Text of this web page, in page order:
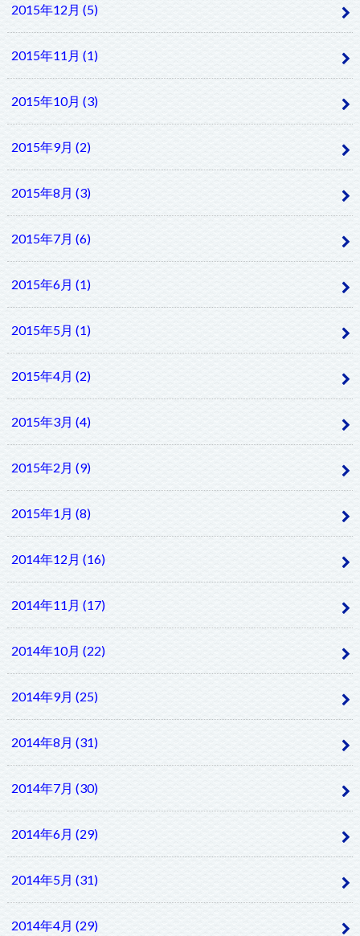
2015年12月 (5)
2015年11月 (1)
2015年10月 (3)
2015年9月 (2)
2015年8月 (3)
2015年7月 (6)
2015年6月 (1)
2015年5月 (1)
2015年4月 (2)
2015年3月 (4)
2015年2月 (9)
2015年1月 (8)
2014年12月 (16)
2014年11月 (17)
2014年10月 (22)
2014年9月 (25)
2014年8月 (31)
2014年7月 (30)
2014年6月 (29)
2014年5月 (31)
2014年4月 (29)